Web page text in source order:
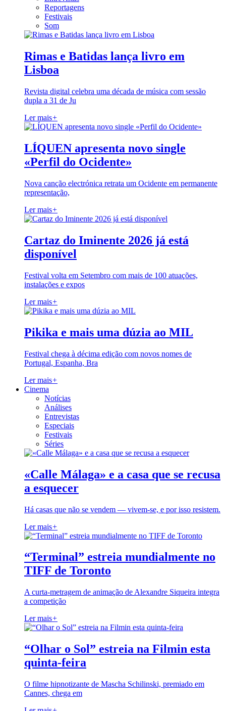
Reportagens
Festivais
Som
Rimas e Batidas lança livro em
Lisboa
Revista digital celebra uma década de música com sessão
dupla a 31 de Ju
Ler mais+
LÍQUEN apresenta novo single
«Perfil do Ocidente»
Nova canção electrónica retrata um Ocidente em permanente
representação,
Ler mais+
Cartaz do Iminente 2026 já está
disponível
Festival volta em Setembro com mais de 100 atuações,
instalações e expos
Ler mais+
Pikika e mais uma dúzia ao MIL
Festival chega à décima edição com novos nomes de
Portugal, Espanha, Bra
Ler mais+
Cinema
Notícias
Análises
Entrevistas
Especiais
Festivais
Séries
«Calle Málaga» e a casa que se recusa
a esquecer
Há casas que não se vendem — vivem-se, e por isso resistem.
Ler mais+
“Terminal” estreia mundialmente no
TIFF de Toronto
A curta-metragem de animação de Alexandre Siqueira integra
a competição
Ler mais+
“Olhar o Sol” estreia na Filmin esta
quinta-feira
O filme hipnotizante de Mascha Schilinski, premiado em
Cannes, chega em